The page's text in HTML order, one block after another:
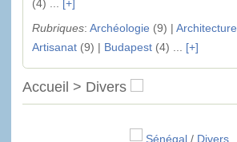
(4) ... [+]
Rubriques: Archéologie (9) | Architecture
Artisanat(9) | Budapest(4) ... [+]
Accueil > Divers
Sénégal / Divers